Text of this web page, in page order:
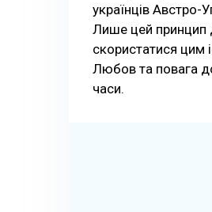
українців Австро-
Лише цей принцип
скористатися цим
Любов та повага
часи.